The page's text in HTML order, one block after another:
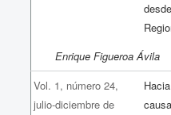
Enrique Figueroa Ávila
Vol. 1, número 24,
julio-diciembre de